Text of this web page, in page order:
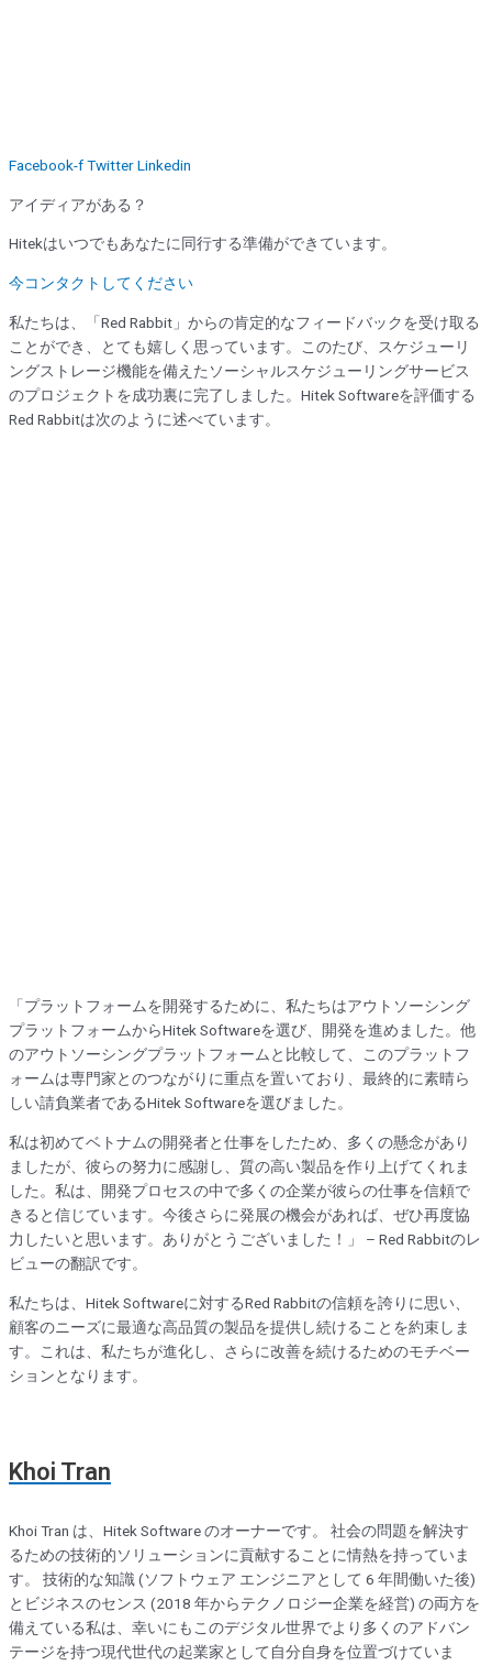
Facebook-fTwitterLinkedin
アイディアがある？
Hitekはいつでもあなたに同行する準備ができています。
今コンタクトしてください
私たちは、「Red Rabbit」からの肯定的なフィードバックを受け取る
ことができ、とても嬉しく思っています。このたび、スケジューリ
ングストレージ機能を備えたソーシャルスケジューリングサービス
のプロジェクトを成功裏に完了しました。Hitek Softwareを評価する
Red Rabbitは次のように述べています。
「プラットフォームを開発するために、私たちはアウトソーシング
プラットフォームからHitek Softwareを選び、開発を進めました。他
のアウトソーシングプラットフォームと比較して、このプラットフ
ォームは専門家とのつながりに重点を置いており、最終的に素晴ら
しい請負業者であるHitek Softwareを選びました。
私は初めてベトナムの開発者と仕事をしたため、多くの懸念があり
ましたが、彼らの努力に感謝し、質の高い製品を作り上げてくれま
した。私は、開発プロセスの中で多くの企業が彼らの仕事を信頼で
きると信じています。今後さらに発展の機会があれば、ぜひ再度協
力したいと思います。ありがとうございました！」 – Red Rabbitのレ
ビューの翻訳です。
私たちは、Hitek Softwareに対するRed Rabbitの信頼を誇りに思い、
顧客のニーズに最適な高品質の製品を提供し続けることを約束しま
す。これは、私たちが進化し、さらに改善を続けるためのモチベー
ションとなります。
Khoi Tran
Khoi Tran は、Hitek Software のオーナーです。 社会の問題を解決す
るための技術的ソリューションに貢献することに情熱を持っていま
す。 技術的な知識 (ソフトウェア エンジニアとして 6 年間働いた後)
とビジネスのセンス (2018 年からテクノロジー企業を経営) の両方を
備えている私は、幸いにもこのデジタル世界でより多くのアドバン
テージを持つ現代世代の起業家として自分自身を位置づけていま